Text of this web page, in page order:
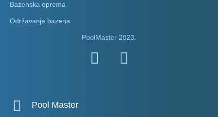
Bazenska oprema
Održavanje bazena
PoolMaster 2023.
Pool Master